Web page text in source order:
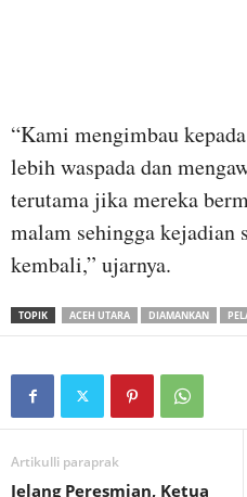
“Kami mengimbau
lebih waspada dan
terutama jika mereka
malam sehingga kejadian
kembali,” ujarnya.
TOPIK ACEH UTARA DIAMANKAN
Artikulli paraprak
Jelang Peresmian, Ketua